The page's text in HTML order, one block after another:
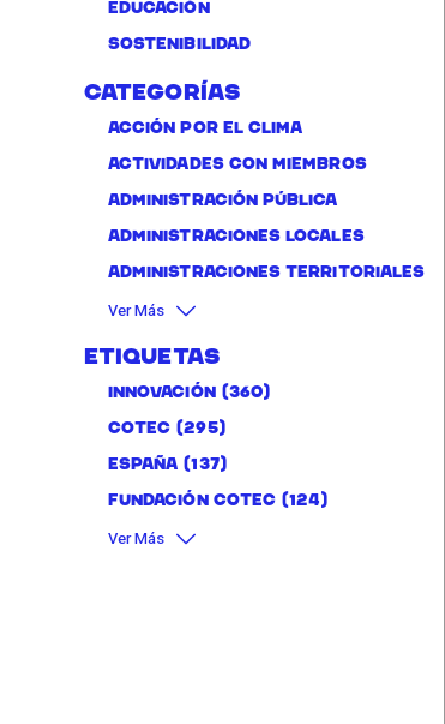
Educación
Sostenibilidad
Categorías
Acción por el clima
Actividades con miembros
administración pública
Administraciones locales
Administraciones territoriales
Ver Más
Etiquetas
Innovación (360)
Cotec (295)
España (137)
Fundación Cotec (124)
Ver Más